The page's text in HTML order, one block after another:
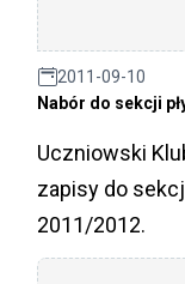
2011-09-10
Nabór do sekcji
Uczniowski
zapisy do
2011/2012.